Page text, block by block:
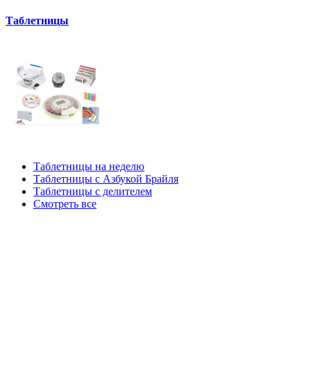
Таблетницы
Таблетницы на неделю
Таблетницы с Азбукой Брайля
Таблетницы с делителем
Смотреть все